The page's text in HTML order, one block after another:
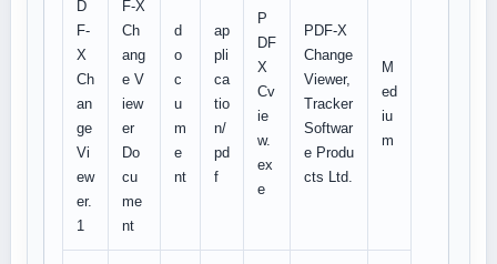
D
F-
X
Ch
an
ge
Vi
ew
er.
1
F-X
Ch
ang
e V
iew
er
Do
cu
me
nt
d
o
c
u
m
e
nt
ap
pli
ca
tio
n/
pd
f
P
DF
X
Cv
ie
w.
ex
e
PDF-X
Change
Viewer,
Tracker
Softwar
e Produ
cts Ltd.
M
ed
iu
m